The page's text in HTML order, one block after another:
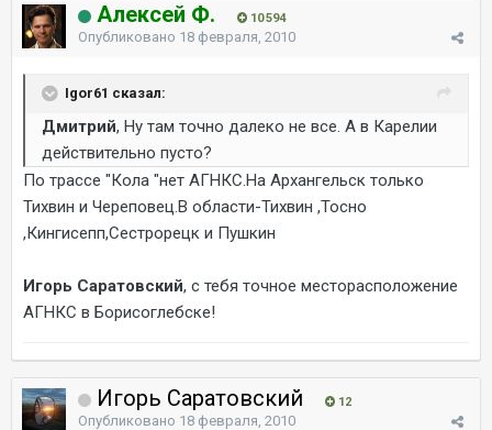
Алексей Ф. 10 594
Опубликовано 18 февраля, 2010
Igor61 сказал:
Дмитрий, Ну там точно далеко не все. А в Карелии
действительно пусто?
По трассе "Кола "нет АГНКС.На Архангельск только
Тихвин и Череповец.В области-Тихвин ,Тосно
,Кингисепп,Сестрорецк и Пушкин
Игорь Саратовский, с тебя точное месторасположение
АГНКС в Борисоглебске!
Игорь Саратовский 12
Опубликовано 18 февраля, 2010